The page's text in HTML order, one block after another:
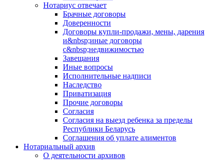
Нотариус отвечает
Брачные договоры
Доверенности
Договоры купли-продажи, мены, дарения
и&nbsp;иные договоры
с&nbsp;недвижимостью
Завещания
Иные вопросы
Исполнительные надписи
Наследство
Приватизация
Прочие договоры
Согласия
Согласия на выезд ребенка за пределы
Республики Беларусь
Соглашения об уплате алиментов
Нотариальный архив
О деятельности архивов